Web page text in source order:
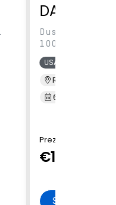
DACIA
Duster 1.0
100cv
USATO
Renord Monza
6/2023
Prezzo Renord
€15.790
SCHEDA